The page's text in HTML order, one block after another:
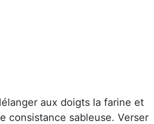
aux doigts la farine et
consistance sableuse. Verser